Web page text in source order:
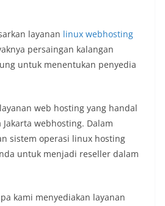
layanan linux webhosting
persaingan kalangan
untuk menentukan penyedia
web hosting yang handal
webhosting. Dalam
sistem operasi linux hosting
untuk menjadi reseller dalam
kami menyediakan layanan